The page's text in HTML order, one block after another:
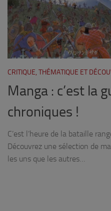
CRITIQUE, THÉMATIQUE ET
Manga : c’est la
chroniques !
C’est l’heure de la bataille
Découvrez une sélection de
les uns que les autres…